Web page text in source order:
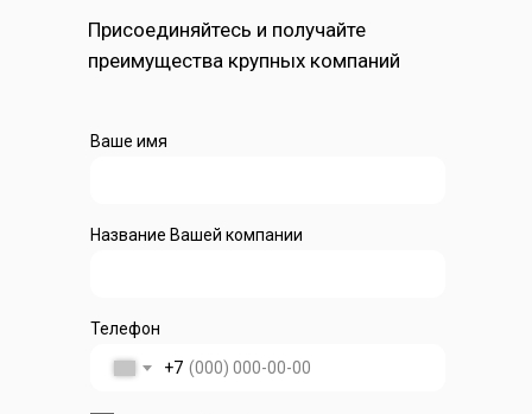
Присоединяйтесь и получайте
преимущества крупных компаний
Ваше имя
Название Вашей компании
Телефон
+7